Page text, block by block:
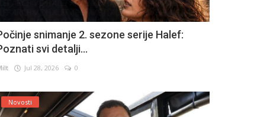
snimanje 2. sezone serije Halef:
svi detalji...
Jul 28, 2026 0
Novosti